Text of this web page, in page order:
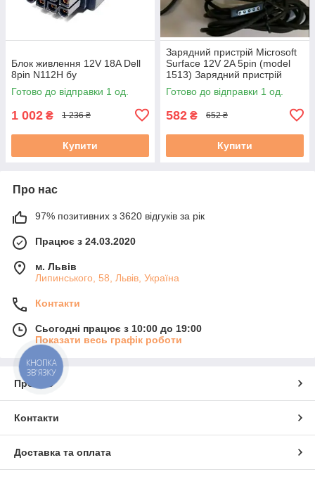
Блок живлення 12V 18A Dell
8pin N112H бу
Готово до відправки 1 од.
1 002 ₴ 1 236 ₴
Купити
Зарядний пристрій Microsoft
Surface 12V 2A 5pin (model
1513) Зарядний пристрій
Microsoft Surface 12V 2A 5pin
(model 1513) Оригінал
Готово до відправки 1 од.
582 ₴ 652 ₴
Купити
Про нас
97% позитивних з 3620 відгуків за рік
Працює з 24.03.2020
м. Львів
Липинського, 58, Львів, Україна
Контакти
Сьогодні працює з 10:00 до 19:00
Показати весь графік роботи
Про нас
Контакти
Доставка та оплата
КНОПКА
ЗВ'ЯЗКУ